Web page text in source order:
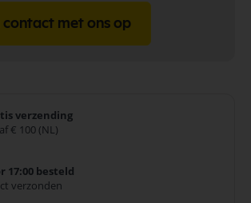
contact met ons op
verzending
€ 100 (NL)
17:00 besteld
verzonden